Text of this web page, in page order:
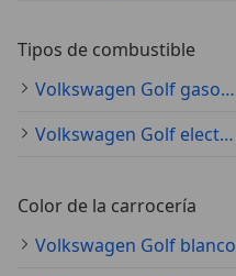
Tipos de combustible
Volkswagen Golf gasolina
Volkswagen Golf electro/gasolina
Color de la carrocería
Volkswagen Golf blanco